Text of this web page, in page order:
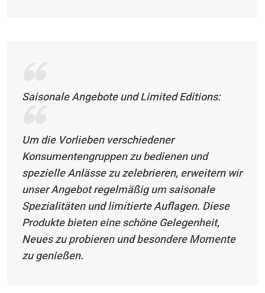
Saisonale Angebote und Limited Editions:
Um die Vorlieben verschiedener
Konsumentengruppen zu bedienen und
spezielle Anlässe zu zelebrieren, erweitern wir
unser Angebot regelmäßig um saisonale
Spezialitäten und limitierte Auflagen. Diese
Produkte bieten eine schöne Gelegenheit,
Neues zu probieren und besondere Momente
zu genießen.